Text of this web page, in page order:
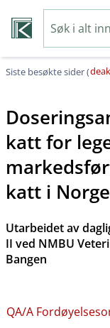
Siste besøkte sider (
katt for
katt i Norge
Utarbeidet av
II ved NMBU
Bangen
QA​/​A